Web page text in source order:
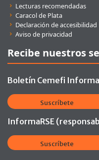
Lecturas recomendadas
Caracol de Plata
Declaración de accesibilidad
Aviso de privacidad
Recibe nuestros
Boletín Cemefi Informa
Suscríbete
InformaRSE
Suscríbete